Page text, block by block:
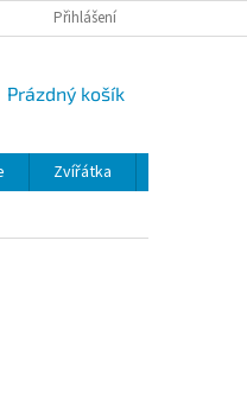
Přihlášení
NÁKUPNÍ
Prázdný košík
Zvířátka